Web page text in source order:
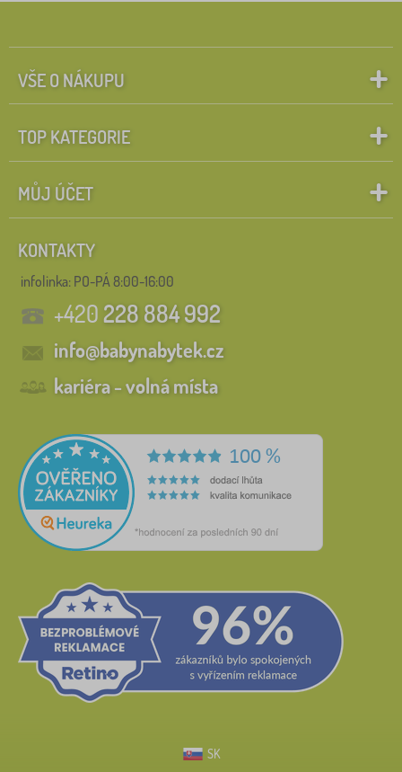
VŠE O NÁKUPU
TOP KATEGORIE
MŮJ ÚČET
KONTAKTY
infolinka: PO-PÁ 8:00-16:00
+420228 884 992
info@babynabytek.cz
kariéra - volná místa
SK